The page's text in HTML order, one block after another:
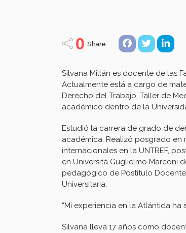
0 Share
Silvana Millán es docente de las
Actualmente está a cargo de
Derecho del Trabajo, Taller de
académico dentro de la
Estudió la carrera de grado de
académica. Realizó posgrado
internacionales en la UNTREF,
en Universitá Guglielmo Marconi
pedagógico de Postítulo
Universitaria.
“Mi experiencia en la Atlántida
Silvana lleva 17 años como